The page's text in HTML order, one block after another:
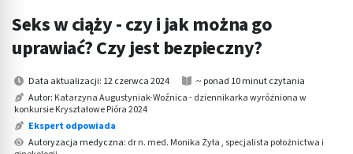
submenu: Mama i dziecko
submenu: Kosmetyki
submenu: Higiena
submenu: Sprzęt medyczny
Seks w ciąży - czy i jak można go
uprawiać? Czy jest bezpieczny?
Data aktualizacji: 12 czerwca 2024
~ ponad 10 minut czytania
Autor: Katarzyna Augustyniak-Woźnica - dziennikarka wyróżniona w
konkursie Kryształowe Pióra 2024
Ekspert odpowiada
Autoryzacja medyczna: dr n. med. Monika Żyła , specjalista położnictwa i